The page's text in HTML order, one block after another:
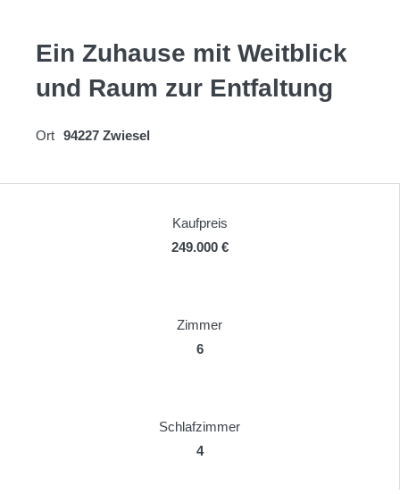
Ein Zuhause mit Weitblick
und Raum zur Entfaltung
Ort 94227 Zwiesel
Kaufpreis
249.000 €
Zimmer
6
Schlafzimmer
4